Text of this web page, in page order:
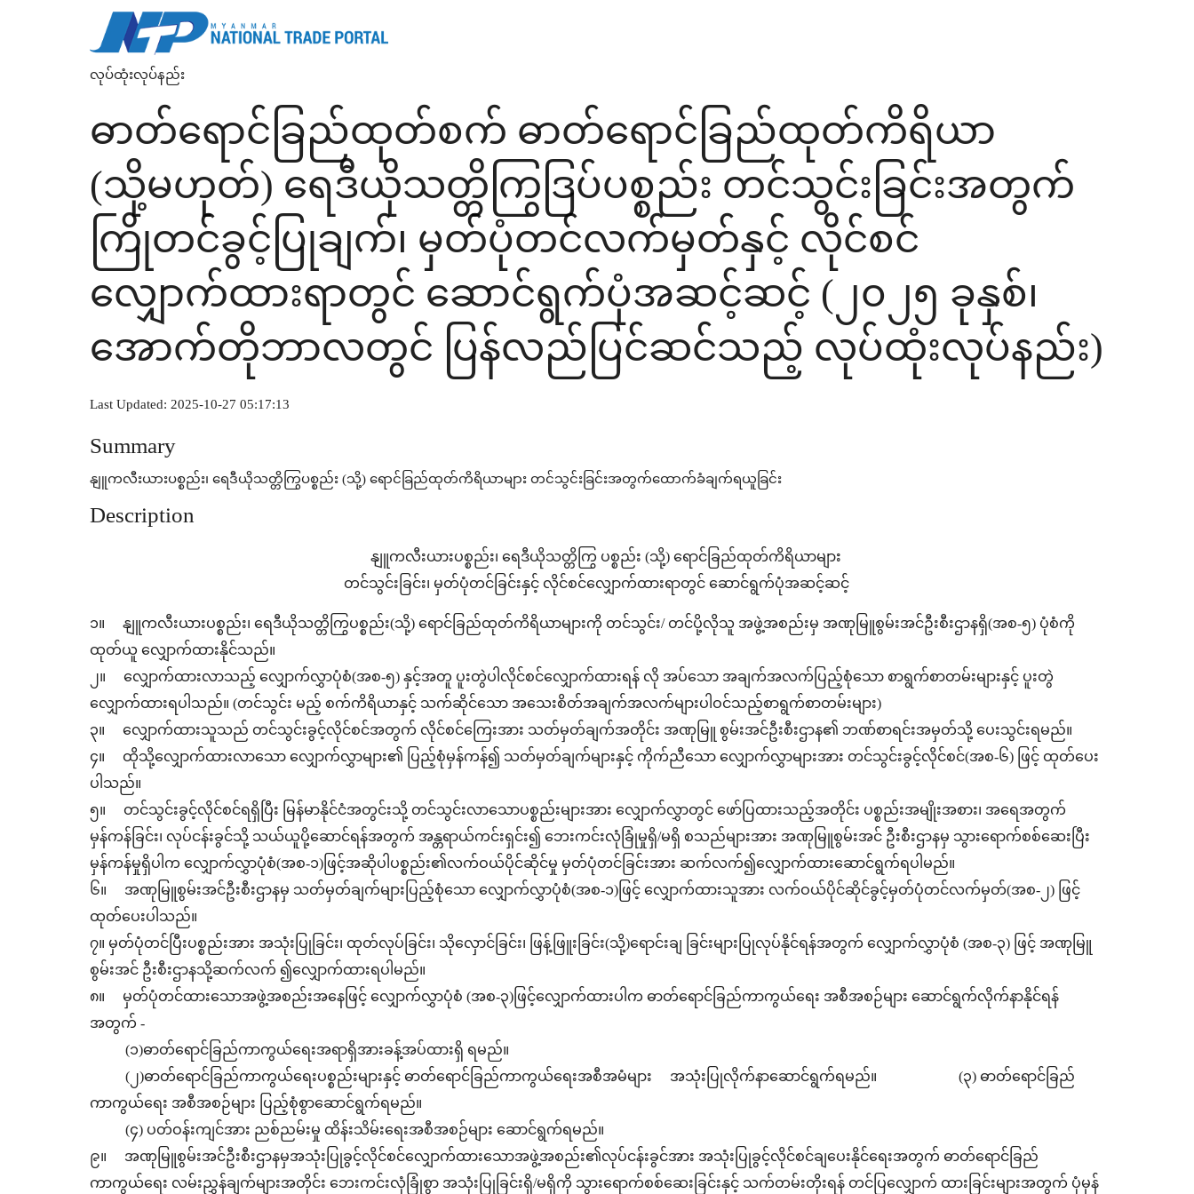
လုပ်ထုံးလုပ်နည်း
ဓာတ်ရောင်ခြည်ထုတ်စက် ဓာတ်ရောင်ခြည်ထုတ်ကိရိယာ
(သို့မဟုတ်) ရေဒီယိုသတ္တိကြွဒြပ်ပစ္စည်း တင်သွင်းခြင်းအတွက်
ကြိုတင်ခွင့်ပြုချက်၊ မှတ်ပုံတင်လက်မှတ်နှင့် လိုင်စင်
လျှောက်ထားရာတွင် ဆောင်ရွက်ပုံအဆင့်ဆင့် (၂၀၂၅ ခုနှစ်၊
အောက်တိုဘာလတွင် ပြန်လည်ပြင်ဆင်သည့် လုပ်ထုံးလုပ်နည်း)
Last Updated: 2025-10-27 05:17:13
Summary
နျူကလီးယားပစ္စည်း၊ ရေဒီယိုသတ္တိကြွပစ္စည်း (သို့) ရောင်ခြည်ထုတ်ကိရိယာများ တင်သွင်းခြင်းအတွက်ထောက်ခံချက်ရယူခြင်း
Description
နျူကလီးယားပစ္စည်း၊ ရေဒီယိုသတ္တိကြွ ပစ္စည်း (သို့) ရောင်ခြည်ထုတ်ကိရိယာများ
တင်သွင်းခြင်း၊ မှတ်ပုံတင်ခြင်းနှင့် လိုင်စင်လျှောက်ထားရာတွင် ဆောင်ရွက်ပုံအဆင့်ဆင့်
၁။ နျူကလီးယားပစ္စည်း၊ ရေဒီယိုသတ္တိကြွပစ္စည်း(သို့) ရောင်ခြည်ထုတ်ကိရိယာများကို တင်သွင်း/ တင်ပို့လိုသူ အဖွဲ့အစည်းမှ အဏုမြူစွမ်းအင်ဦးစီးဌာနရှိ(အစ-၅) ပုံစံကို
ထုတ်ယူ လျှောက်ထားနိုင်သည်။
၂။ လျှောက်ထားလာသည့် လျှောက်လွှာပုံစံ(အစ-၅) နှင့်အတူ ပူးတွဲပါလိုင်စင်လျှောက်ထားရန် လို အပ်သော အချက်အလက်ပြည့်စုံသော စာရွက်စာတမ်းများနှင့် ပူးတွဲ
လျှောက်ထားရပါသည်။ (တင်သွင်း မည့် စက်ကိရိယာနှင့် သက်ဆိုင်သော အသေးစိတ်အချက်အလက်များပါဝင်သည့်စာရွက်စာတမ်းများ)
၃။ လျှောက်ထားသူသည် တင်သွင်းခွင့်လိုင်စင်အတွက် လိုင်စင်ကြေးအား သတ်မှတ်ချက်အတိုင်း အဏုမြူ စွမ်းအင်ဦးစီးဌာန၏ ဘဏ်စာရင်းအမှတ်သို့ ပေးသွင်းရမည်။
၄။ ထိုသို့လျှောက်ထားလာသော လျှောက်လွှာများ၏ ပြည့်စုံမှန်ကန်၍ သတ်မှတ်ချက်များနှင့် ကိုက်ညီသော လျှောက်လွှာများအား တင်သွင်းခွင့်လိုင်စင်(အစ-၆) ဖြင့် ထုတ်ပေး
ပါသည်။
၅။ တင်သွင်းခွင့်လိုင်စင်ရရှိပြီး မြန်မာနိုင်ငံအတွင်းသို့ တင်သွင်းလာသောပစ္စည်းများအား လျှောက်လွှာတွင် ဖော်ပြထားသည့်အတိုင်း ပစ္စည်းအမျိုးအစား၊ အရေအတွက်
မှန်ကန်ခြင်း၊ လုပ်ငန်းခွင်သို့ သယ်ယူပို့ဆောင်ရန်အတွက် အန္တရာယ်ကင်းရှင်း၍ ဘေးကင်းလုံခြုံမှုရှိ/မရှိ စသည်များအား အဏုမြူစွမ်းအင် ဦးစီးဌာနမှ သွားရောက်စစ်ဆေးပြီး
မှန်ကန်မှုရှိပါက လျှောက်လွှာပုံစံ(အစ-၁)ဖြင့်အဆိုပါပစ္စည်း၏လက်ဝယ်ပိုင်ဆိုင်မှု မှတ်ပုံတင်ခြင်းအား ဆက်လက်၍လျှောက်ထားဆောင်ရွက်ရပါမည်။
၆။ အဏုမြူစွမ်းအင်ဦးစီးဌာနမှ သတ်မှတ်ချက်များပြည့်စုံသော လျှောက်လွှာပုံစံ(အစ-၁)ဖြင့် လျှောက်ထားသူအား လက်ဝယ်ပိုင်ဆိုင်ခွင့်မှတ်ပုံတင်လက်မှတ်(အစ-၂) ဖြင့်
ထုတ်ပေးပါသည်။
၇။ မှတ်ပုံတင်ပြီးပစ္စည်းအား အသုံးပြုခြင်း၊ ထုတ်လုပ်ခြင်း၊ သိုလှောင်ခြင်း၊ ဖြန့်ဖြူးခြင်း(သို့)ရောင်းချ ခြင်းများပြုလုပ်နိုင်ရန်အတွက် လျှောက်လွှာပုံစံ (အစ-၃) ဖြင့် အဏုမြူ
စွမ်းအင် ဦးစီးဌာနသို့ဆက်လက် ၍လျှောက်ထားရပါမည်။
၈။ မှတ်ပုံတင်ထားသောအဖွဲ့အစည်းအနေဖြင့် လျှောက်လွှာပုံစံ (အစ-၃)ဖြင့်လျှောက်ထားပါက ဓာတ်ရောင်ခြည်ကာကွယ်ရေး အစီအစဉ်များ ဆောင်ရွက်လိုက်နာနိုင်ရန်
အတွက် -
(၁)ဓာတ်ရောင်ခြည်ကာကွယ်ရေးအရာရှိအားခန့်အပ်ထားရှိ ရမည်။
(၂)ဓာတ်ရောင်ခြည်ကာကွယ်ရေးပစ္စည်းများနှင့် ဓာတ်ရောင်ခြည်ကာကွယ်ရေးအစီအမံများ အသုံးပြုလိုက်နာဆောင်ရွက်ရမည်။ (၃) ဓာတ်ရောင်ခြည်
ကာကွယ်ရေး အစီအစဉ်များ ပြည့်စုံစွာဆောင်ရွက်ရမည်။
(၄) ပတ်ဝန်းကျင်အား ညစ်ညမ်းမှု ထိန်းသိမ်းရေးအစီအစဉ်များ ဆောင်ရွက်ရမည်။
၉။ အဏုမြူစွမ်းအင်ဦးစီးဌာနမှအသုံးပြုခွင့်လိုင်စင်လျှောက်ထားသောအဖွဲ့အစည်း၏လုပ်ငန်းခွင်အား အသုံးပြုခွင့်လိုင်စင်ချပေးနိုင်ရေးအတွက် ဓာတ်ရောင်ခြည်
ကာကွယ်ရေး လမ်းညွှန်ချက်များအတိုင်း ဘေးကင်းလုံခြုံစွာ အသုံးပြုခြင်းရှိ/မရှိကို သွားရောက်စစ်ဆေးခြင်းနှင့် သက်တမ်းတိုးရန် တင်ပြလျှောက် ထားခြင်းများအတွက် ပုံမှန်